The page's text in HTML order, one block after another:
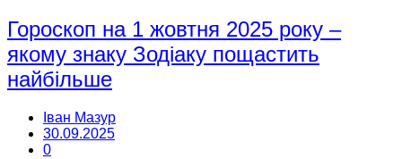
Гороскоп на 1 жовтня 2025 року –
якому знаку Зодіаку пощастить
найбільше
Іван Мазур
30.09.2025
0